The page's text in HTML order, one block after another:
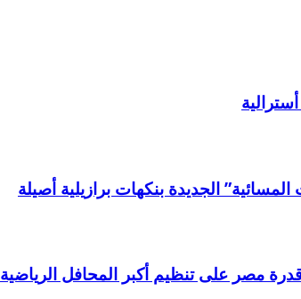
الجديدة بنكهات برازيلية أصيلة
مصر على تنظيم أكبر المحافل الرياضية